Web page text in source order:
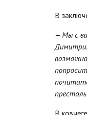
В
— Мы с